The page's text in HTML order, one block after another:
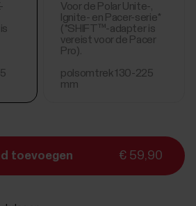
Voor de Polar Unite-,
Ignite- en Pacer-serie*
(*SHIFT™-adapter is
vereist voor de Pacer
Pro).
polsomtrek 130-225
mm
toevoegen € 59,90